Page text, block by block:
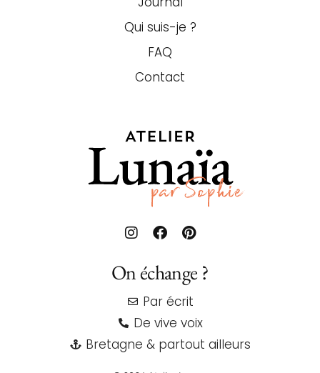
Qui suis-je ?
FAQ
Contact
On échange ?
Par écrit
De vive voix
Bretagne & partout ailleurs